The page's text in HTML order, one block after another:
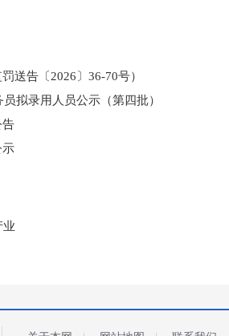
送告〔2026〕36-70号）
拟录用人员公示（第四批）
告
示
业